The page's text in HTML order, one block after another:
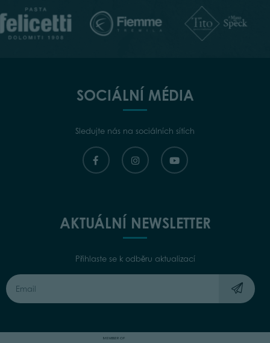
SOCIÁLNÍ MÉDIA
Sledujte nás na sociálních sítích
AKTUÁLNÍ NEWSLETTER
Přihlaste se k odběru aktualizací